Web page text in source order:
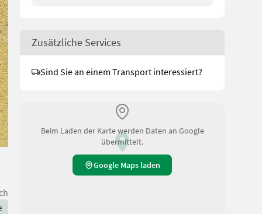
Zusätzliche Services
Sind Sie an einem Transport interessiert?
Beim Laden der Karte werden Daten an Google
übermittelt.
Google Maps laden